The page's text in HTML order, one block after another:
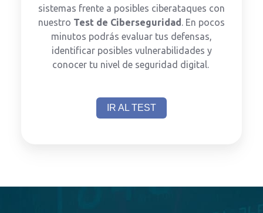
sistemas frente a posibles ciberataques con
nuestro Test de Ciberseguridad . En pocos
minutos podrás evaluar tus defensas,
identificar posibles vulnerabilidades y
conocer tu nivel de seguridad digital.
IR AL TEST